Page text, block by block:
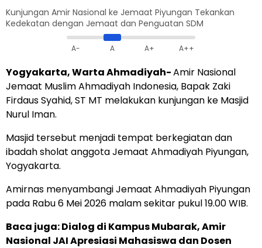
Kunjungan Amir Nasional ke Jemaat Piyungan Tekankan
Kedekatan dengan Jemaat dan Penguatan SDM
A- A A+ A++
Yogyakarta, Warta Ahmadiyah-Amir Nasional
Jemaat Muslim Ahmadiyah Indonesia, Bapak Zaki
Firdaus Syahid, ST MT melakukan kunjungan ke Masjid
Nurul Iman.
Masjid tersebut menjadi tempat berkegiatan dan
ibadah sholat anggota Jemaat Ahmadiyah Piyungan,
Yogyakarta.
Amirnas menyambangi Jemaat Ahmadiyah Piyungan
pada Rabu 6 Mei 2026 malam sekitar pukul 19.00 WIB.
Baca juga: Dialog di Kampus Mubarak, Amir
Nasional JAI Apresiasi Mahasiswa dan Dosen